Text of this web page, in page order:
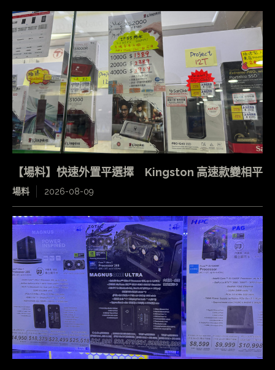
【場料】快速外置平選擇 Kingston 高速款變相平
場料 2026-08-09